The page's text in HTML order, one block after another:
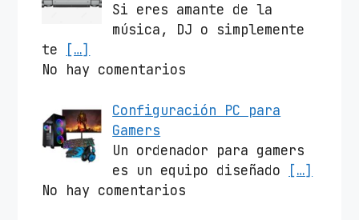
Si eres amante de la
música, DJ o simplemente
te
[…]
No hay comentarios
Configuración PC para
Gamers
Un ordenador para gamers
es un equipo diseñado
[…]
No hay comentarios